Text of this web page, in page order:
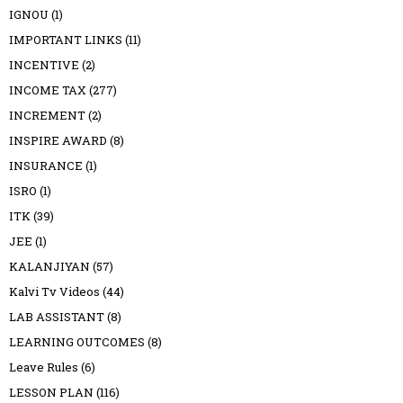
IGNOU (1)
IMPORTANT LINKS (11)
INCENTIVE (2)
INCOME TAX(277)
INCREMENT(2)
INSPIRE AWARD (8)
INSURANCE (1)
ISRO (1)
ITK(39)
JEE (1)
KALANJIYAN (57)
Kalvi Tv Videos (44)
LAB ASSISTANT(8)
LEARNING OUTCOMES (8)
Leave Rules (6)
LESSON PLAN (116)